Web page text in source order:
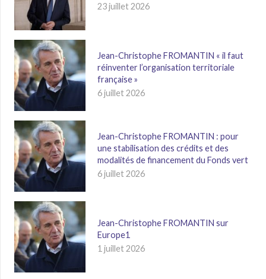
23 juillet 2026
Jean-Christophe FROMANTIN « il faut
réinventer l’organisation territoriale
française »
6 juillet 2026
Jean-Christophe FROMANTIN : pour
une stabilisation des crédits et des
modalités de financement du Fonds vert
6 juillet 2026
Jean-Christophe FROMANTIN sur
Europe1
1 juillet 2026